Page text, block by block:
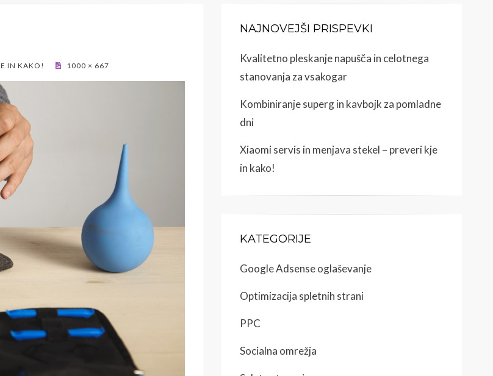
IN KAKO! 1000 × 667
NAJNOVEJŠI PRISPEVKI
Kvalitetno pleskanje napušča in celotnega
stanovanja za vsakogar
Kombiniranje superg in kavbojk za pomladne
dni
Xiaomi servis in menjava stekel – preveri kje
in kako!
KATEGORIJE
Google Adsense oglaševanje
Optimizacija spletnih strani
PPC
Socialna omrežja